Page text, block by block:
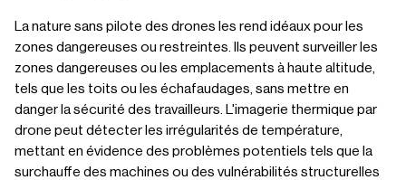
La nature sans pilote des drones les rend idéaux pour les
zones dangereuses ou restreintes. Ils peuvent surveiller les
zones dangereuses ou les emplacements à haute altitude,
tels que les toits ou les échafaudages, sans mettre en
danger la sécurité des travailleurs. L'imagerie thermique par
drone peut détecter les irrégularités de température,
mettant en évidence des problèmes potentiels tels que la
surchauffe des machines ou des vulnérabilités structurelles